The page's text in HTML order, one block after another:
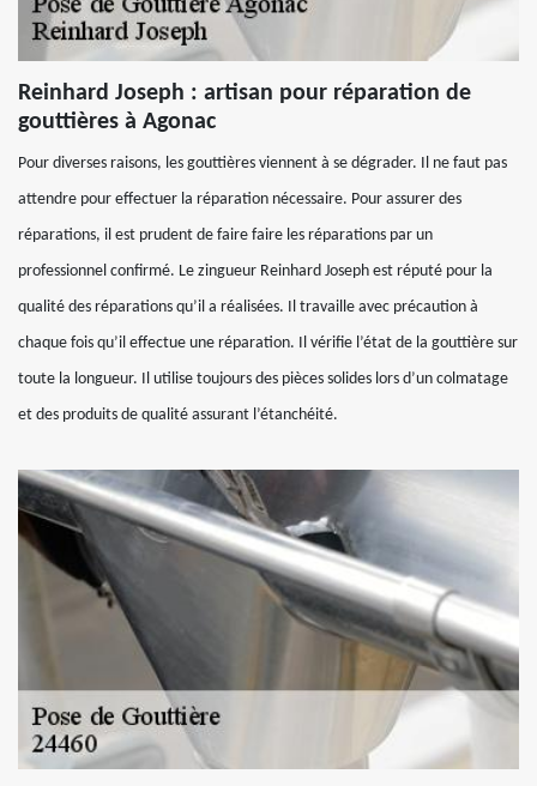
Reinhard Joseph : artisan pour réparation de
gouttières à Agonac
Pour diverses raisons, les gouttières viennent à se dégrader. Il ne faut pas
attendre pour effectuer la réparation nécessaire. Pour assurer des
réparations, il est prudent de faire faire les réparations par un
professionnel confirmé. Le zingueur Reinhard Joseph est réputé pour la
qualité des réparations qu’il a réalisées. Il travaille avec précaution à
chaque fois qu’il effectue une réparation. Il vérifie l’état de la gouttière sur
toute la longueur. Il utilise toujours des pièces solides lors d’un colmatage
et des produits de qualité assurant l’étanchéité.